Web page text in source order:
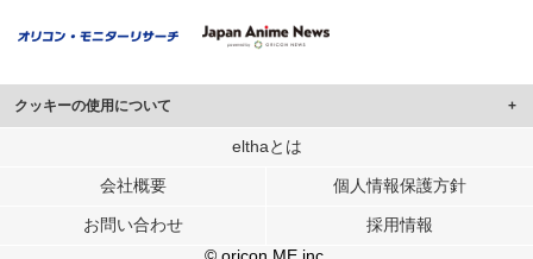
クッキーの使用について
このサイトでは Cookie を使用して、ユーザーに合わせたコンテンツや広告の
行っています。
メディアや広告配信、データ解析の各パートナーに提供しています。
各パートナーは、この情報とユーザーが各パートナーに提供した他の情報や、
elthaとは
会社概要 個人情報保護方針
お問い合わせ
採用情報